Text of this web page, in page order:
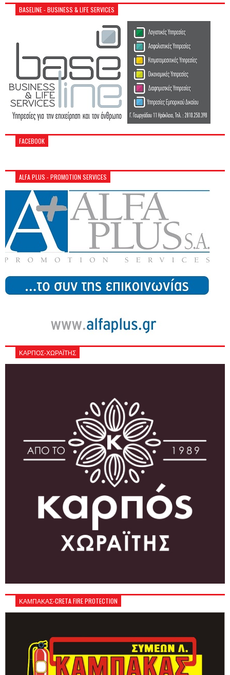
BASELINE - BUSINESS & LIFE SERVICES
FACEBOOK
ALFA PLUS - PROMOTION SERVICES
ΚΑΡΠΟΣ-ΧΩΡΑΪΤΗΣ
ΚΑΜΠΑΚΑΣ-CRETA FIRE PROTECTION